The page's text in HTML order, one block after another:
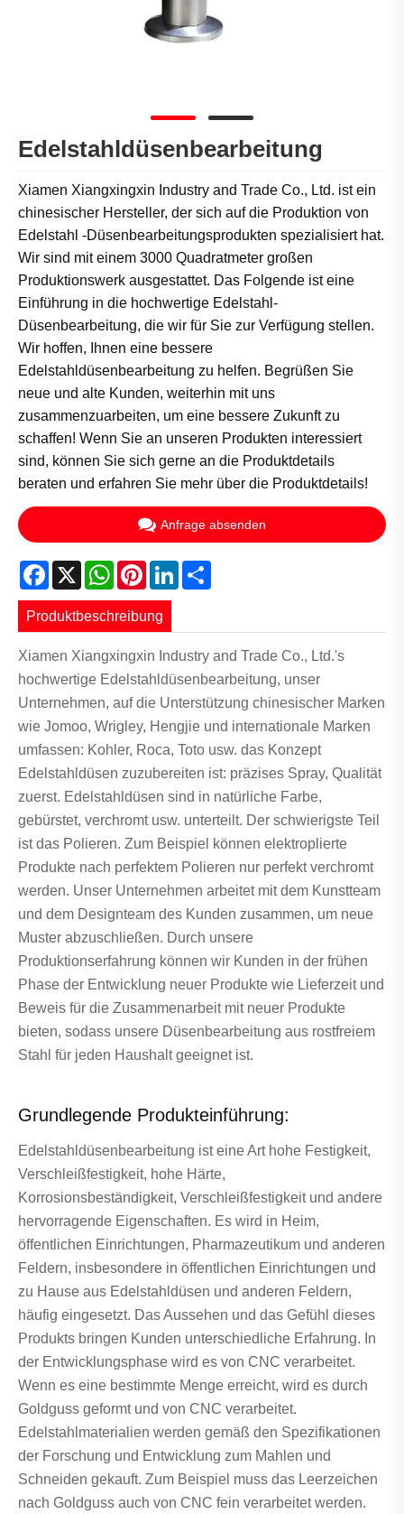
Edelstahldüsenbearbeitung
Xiamen Xiangxingxin Industry and Trade Co., Ltd. ist ein
chinesischer Hersteller, der sich auf die Produktion von
Edelstahl -Düsenbearbeitungsprodukten spezialisiert hat.
Wir sind mit einem 3000 Quadratmeter großen
Produktionswerk ausgestattet. Das Folgende ist eine
Einführung in die hochwertige Edelstahl-
Düsenbearbeitung, die wir für Sie zur Verfügung stellen.
Wir hoffen, Ihnen eine bessere
Edelstahldüsenbearbeitung zu helfen. Begrüßen Sie
neue und alte Kunden, weiterhin mit uns
zusammenzuarbeiten, um eine bessere Zukunft zu
schaffen! Wenn Sie an unseren Produkten interessiert
sind, können Sie sich gerne an die Produktdetails
beraten und erfahren Sie mehr über die Produktdetails!
Anfrage absenden
Facebook
X WhatsApp
PinterestLinkedIn
Produktbeschreibung
Xiamen Xiangxingxin Industry and Trade Co., Ltd.'s
hochwertige Edelstahldüsenbearbeitung, unser
Unternehmen, auf die Unterstützung chinesischer Marken
wie Jomoo, Wrigley, Hengjie und internationale Marken
umfassen: Kohler, Roca, Toto usw. das Konzept
Edelstahldüsen zuzubereiten ist: präzises Spray, Qualität
zuerst. Edelstahldüsen sind in natürliche Farbe,
gebürstet, verchromt usw. unterteilt. Der schwierigste Teil
ist das Polieren. Zum Beispiel können elektroplierte
Produkte nach perfektem Polieren nur perfekt verchromt
werden. Unser Unternehmen arbeitet mit dem Kunstteam
und dem Designteam des Kunden zusammen, um neue
Muster abzuschließen. Durch unsere
Produktionserfahrung können wir Kunden in der frühen
Phase der Entwicklung neuer Produkte wie Lieferzeit und
Beweis für die Zusammenarbeit mit neuer Produkte
bieten, sodass unsere Düsenbearbeitung aus rostfreiem
Stahl für jeden Haushalt geeignet ist.
Grundlegende Produkteinführung:
Edelstahldüsenbearbeitung ist eine Art hohe Festigkeit,
Verschleißfestigkeit, hohe Härte,
Korrosionsbeständigkeit, Verschleißfestigkeit und andere
hervorragende Eigenschaften. Es wird in Heim,
öffentlichen Einrichtungen, Pharmazeutikum und anderen
Feldern, insbesondere in öffentlichen Einrichtungen und
zu Hause aus Edelstahldüsen und anderen Feldern,
häufig eingesetzt. Das Aussehen und das Gefühl dieses
Produkts bringen Kunden unterschiedliche Erfahrung. In
der Entwicklungsphase wird es von CNC verarbeitet.
Wenn es eine bestimmte Menge erreicht, wird es durch
Goldguss geformt und von CNC verarbeitet.
Edelstahlmaterialien werden gemäß den Spezifikationen
der Forschung und Entwicklung zum Mahlen und
Schneiden gekauft. Zum Beispiel muss das Leerzeichen
nach Goldguss auch von CNC fein verarbeitet werden.